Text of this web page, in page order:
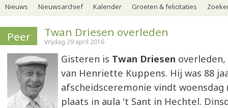
Nieuws Nieuwsarchief Kalender Groeten & felicitaties
Peer Twan Driesen overleden
Vrijdag 29 april 2016
Gisteren is Twan Driesen
van Henriette Kuppens. Hij was 88
afscheidsceremonie vindt woensdag
plaats in aula 't Sant in Hechtel.